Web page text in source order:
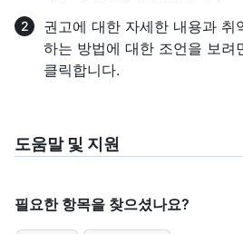
권고에 대한 자세한 내용과 취
하는 방법에 대한 조언을 보려
클릭합니다.
도움말 및 지원
필요한 항목을 찾으셨나요?